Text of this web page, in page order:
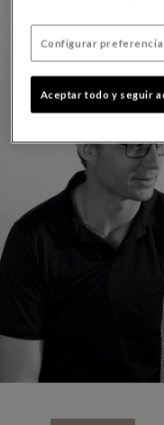
Configurar
Aceptar todo y seguir